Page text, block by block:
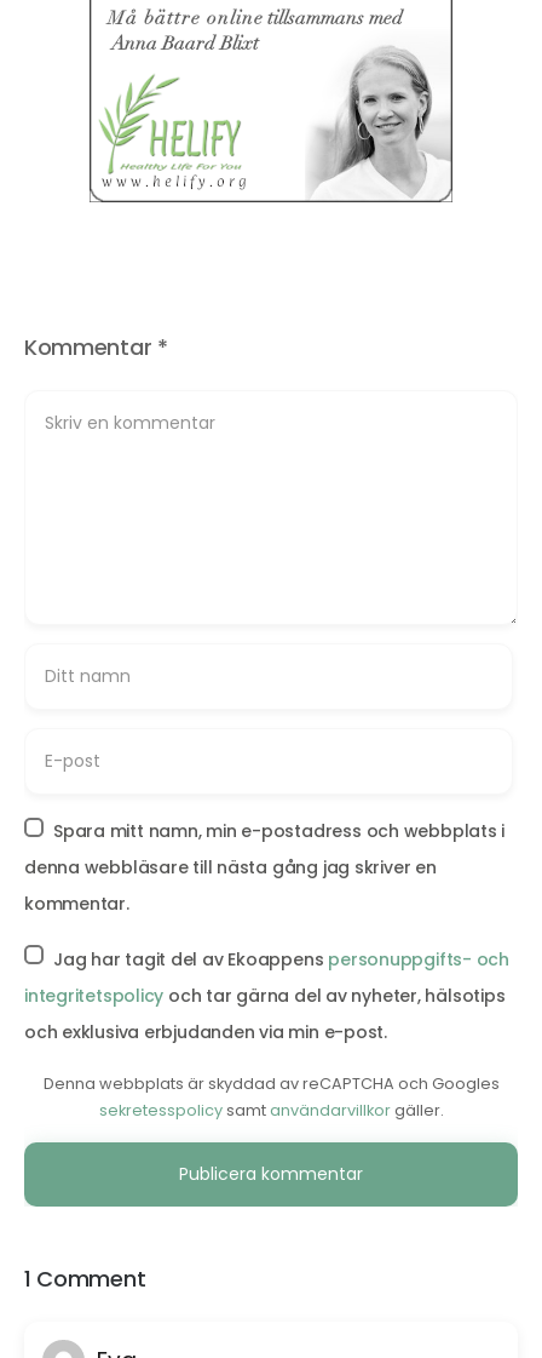
Kommentar *
Spara mitt namn, min e-postadress och webbplats i
denna webbläsare till nästa gång jag skriver en
kommentar.
Jag har tagit del av Ekoappens personuppgifts- och
integritetspolicy och tar gärna del av nyheter, hälsotips
och exklusiva erbjudanden via min e-post.
Denna webbplats är skyddad av reCAPTCHA och Googles
sekretesspolicysamtanvändarvillkorgäller.
Alternative:
1 Comment